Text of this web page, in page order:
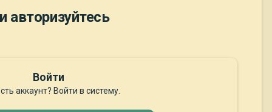
авторизуйтесь
Войти
аккаунт? Войти в систему.